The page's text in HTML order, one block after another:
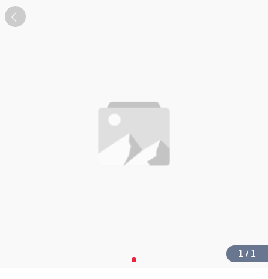
1 / 1